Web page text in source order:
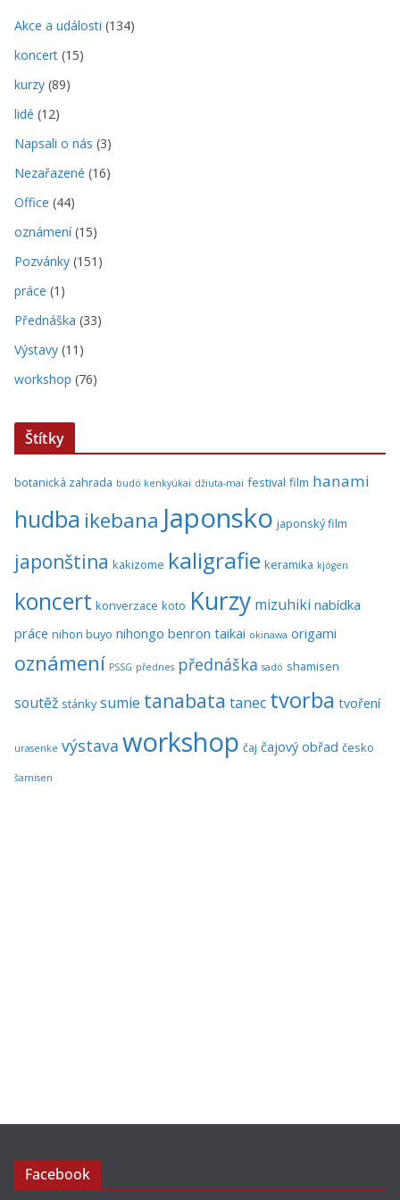
Akce a události (134)
koncert (15)
kurzy (89)
lidé (12)
Napsali o nás (3)
Nezařazené (16)
Office (44)
oznámení(15)
Pozvánky (151)
práce (1)
Přednáška (33)
Výstavy (11)
workshop (76)
Štítky
botanická zahrada budó kenkyúkai džiuta-mai festival film hanami
hudba ikebana Japonsko japonský film
japonština kakizome kaligrafie keramika kjógen
koncert konverzace koto Kurzy mizuhiki nabídka
práce nihon buyo nihongo benron taikai okinawa origami
oznámení PSSG přednes přednáška sadó shamisen
soutěž stánky sumie tanabata tanec tvorba tvoření
urasenke výstava workshop čaj čajový obřad česko
šamisen
Facebook